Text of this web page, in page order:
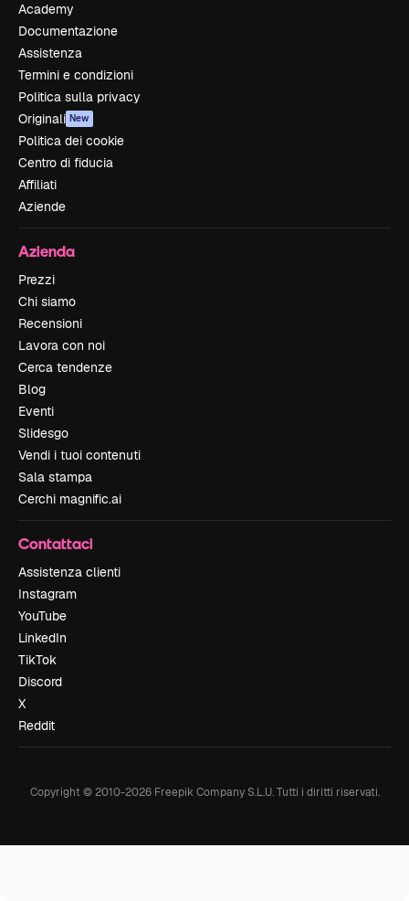
Academy
Documentazione
Assistenza
Termini e condizioni
Politica sulla privacy
Originali New
Politica dei cookie
Centro di fiducia
Affiliati
Aziende
Azienda
Prezzi
Chi siamo
Recensioni
Lavora con noi
Cerca tendenze
Blog
Eventi
Slidesgo
Vendi i tuoi contenuti
Sala stampa
Cerchi magnific.ai
Contattaci
Assistenza clienti
Instagram
YouTube
LinkedIn
TikTok
Discord
X
Reddit
Copyright © 2010-2026Freepik Company S.L.U. Tutti i diritti riservati.